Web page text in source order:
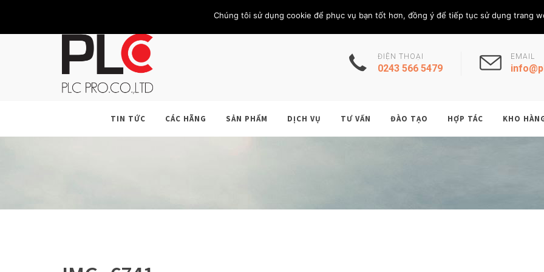
KHÁCH HÀNG LIÊN HỆ THÀNH VIÊN Thứ Sáu, 7/8/
ĐIỆN THOẠI
0243 566 5479
EMAIL
TIN TỨC CÁC HÃNG SẢN PHẨM DỊCH VỤ TƯ VẤN ĐÀO TẠO HỢP TÁC KHO
Chúng tôi sử dụng cookie để phục vụ bạn tốt hơn, đồng ý để tiếp tục sử dụng trang